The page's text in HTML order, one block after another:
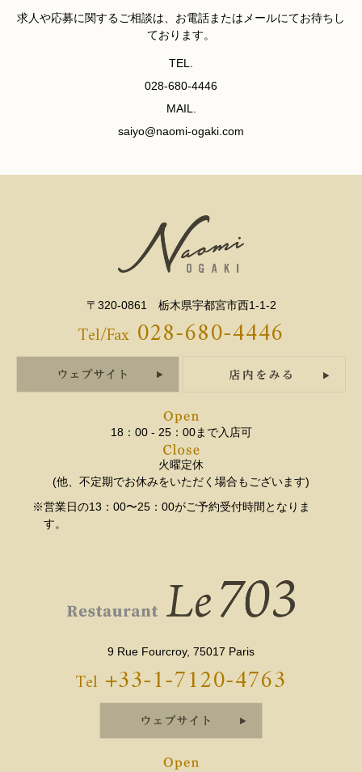
求人や応募に関するご相談は、お電話またはメールにてお待ちし
ております。
TEL.
028-680-4446
MAIL.
saiyo@naomi-ogaki.com
〒320-0861 栃木県宇都宮市西1-1-2
Tel/Fax 028-680-4446
18：00 - 25：00まで入店可
火曜定休
(他、不定期でお休みをいただく場合もございます)
※営業日の13：00〜25：00がご予約受付時間となりま
す。
9 Rue Fourcroy, 75017 Paris
Tel +33-1-7120-4763